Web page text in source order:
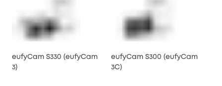
eufyCam S330 (eufyCam
3)
eufyCam S300 (eufyCam
3C)